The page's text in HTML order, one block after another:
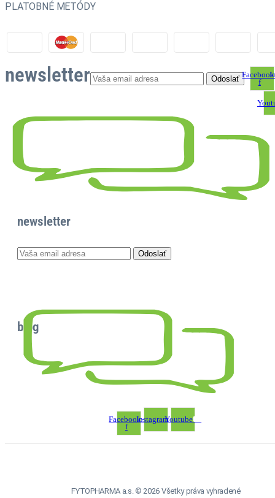
PLATOBNÉ METÓDY
newsletter
f
newsletter
blog
Facebook-
f
InstagramYoutube
FYTOPHARMA a.s. © 2026 Všetky práva vyhradené